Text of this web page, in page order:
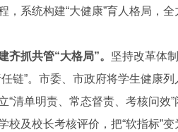
，系统构建“大健康”育人格局，全
齐抓共管“大格局”。 坚持改革体
链”。市委、市政府将学生健康
“清单明责、常态督责、考核问
校及校长考核评价，把“软指标”